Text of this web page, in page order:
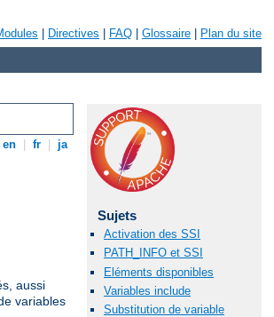
Directives FAQ Glossaire Plan du site
en fr ja
aussi
variables
Sujets
Activation des SSI
PATH_INFO et SSI
Eléments disponibles
Variables include
Substitution de variable